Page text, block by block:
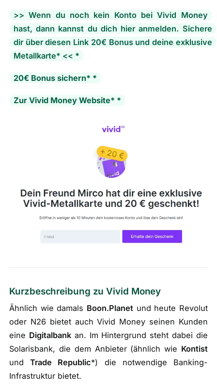
>> Wenn du noch kein Konto bei Vivid Money
hast, dann kannst du dich hier anmelden. Sichere
dir über diesen Link 20€ Bonus und deine exklusive
Metallkarte* << *
20€ Bonus sichern* *
Zur Vivid Money Website* *
Kurzbeschreibung zu Vivid Money
Ähnlich wie damals Boon.Planet und heute Revolut
oder N26 bietet auch Vivid Money seinen Kunden
eine Digitalbank an. Im Hintergrund steht dabei die
Solarisbank, die dem Anbieter (ähnlich wie Kontist
undTrade Republic*) die notwendige Banking-
Infrastruktur bietet.